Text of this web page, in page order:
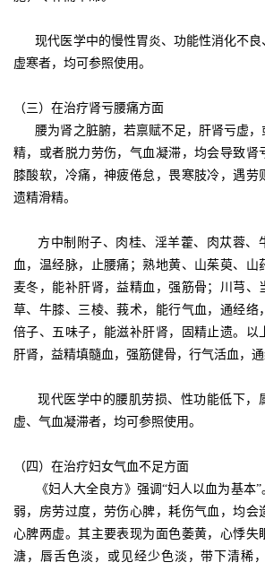
现代医学中的慢性胃炎、功能性消化不良
虚寒者，均可参照使用。
（三）在治疗肾亏腰痛方面
腰为肾之脏腑，若禀赋不足，肝肾亏虚，
精，或者脱力劳伤，气血凝滞，均会导致肾
膝酸软，冷痛，神疲倦怠，畏寒肢冷，遇劳
遗精滑精。
方中制附子、肉桂、淫羊藿、肉苁蓉、
血，温经脉，止腰痛；熟地黄、山茱萸、山
麦冬，能补肝肾，益精血，强筋骨；川芎、
草、牛膝、三棱、莪术，能行气血，通经络
倍子、五味子，能滋补肝肾，固精止遗。以
肝肾，益精填髓血，强筋健骨，行气活血，通
现代医学中的腰肌劳损、性功能低下，
虚、气血凝滞者，均可参照使用。
（四）在治疗妇女气血不足方面
《妇人大全良方》强调“妇人以血为基本”
弱，房劳过度，劳伤心脾，耗伤气血，均会
心脾两虚。其主要表现为面色萎黄，心悸失
溏，唇舌色淡，或见经少色淡，带下清稀